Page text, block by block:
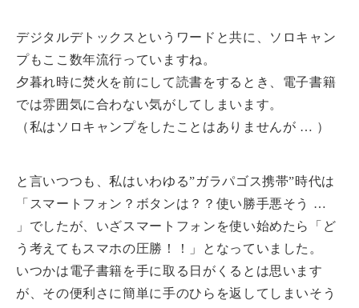
デジタルデトックスというワードと共に、ソロキャン
プもここ数年流行っていますね。
夕暮れ時に焚火を前にして読書をするとき、電子書籍
では雰囲気に合わない気がしてしまいます。
（私はソロキャンプをしたことはありませんが … ）
と言いつつも、私はいわゆる”ガラパゴス携帯”時代は
「スマートフォン？ボタンは？？使い勝手悪そう …
」でしたが、いざスマートフォンを使い始めたら「ど
う考えてもスマホの圧勝！！」となっていました。
いつかは電子書籍を手に取る日がくるとは思います
が、その便利さに簡単に手のひらを返してしまいそう